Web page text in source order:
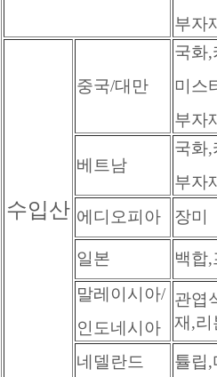
부자
수입산
중국/대만
국화
미스
부자
베트남
국화
부자
에디오피아
장미
일본
백합
말레이시아/
인도네시아
관엽
재,리
네델란드 튤립